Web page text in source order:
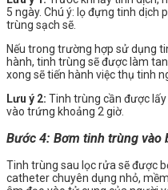
5 ngày. Chú ý: lọ đựng tinh dịch
trùng sạch sẽ.
Nếu trong trường hợp sử dụng
hành, tinh trùng sẽ được làm
xong sẽ tiến hành việc thụ tinh
Lưu ý 2: Tinh trùng cần được
vào trứng khoảng 2 giờ.
Bước 4: Bơm tinh trùng vào
Tinh trùng sau lọc rửa sẽ được
catheter chuyên dụng nhỏ,